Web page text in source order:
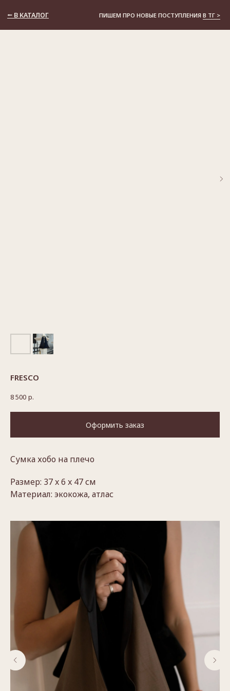
FRESCO
8 500 р.
Оформить заказ
Cумка хобо на плечо
Размер: 37 x 6 x 47 см
Материал: экокожа, атлас